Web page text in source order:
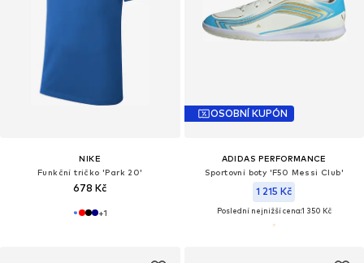
NIKE
Funkční tričko 'Park 20'
678 Kč
+1
OSOBNÍ KUPÓN
ADIDAS PERFORMANCE
Sportovní boty 'F50 Messi Club'
1 215 Kč
Poslední nejnižší cena:1 350 Kč